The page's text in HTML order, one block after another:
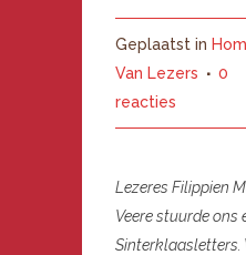
Geplaatst in
Van Lezers
0
reacties
Lezeres Filippien
Veere stuurde ons
Sinterklaasletters.